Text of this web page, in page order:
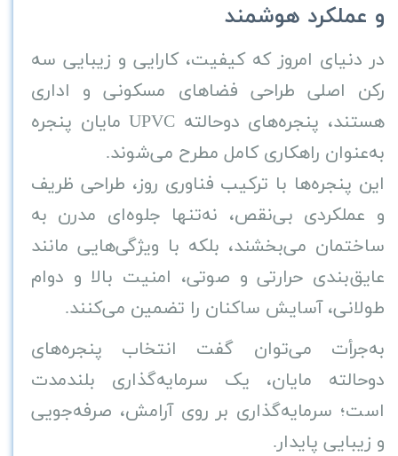
و عملکرد هوشمند
در دنیای امروز که کیفیت، کارایی و زیبایی سه
رکن اصلی طراحی فضاهای مسکونی و اداری
هستند، پنجره‌های دوحالته UPVC مایان پنجره
به‌عنوان راهکاری کامل مطرح می‌شوند.
این پنجره‌ها با ترکیب فناوری روز، طراحی ظریف
و عملکردی بی‌نقص، نه‌تنها جلوه‌ای مدرن به
ساختمان می‌بخشند، بلکه با ویژگی‌هایی مانند
عایق‌بندی حرارتی و صوتی، امنیت بالا و دوام
طولانی، آسایش ساکنان را تضمین می‌کنند.
به‌جرأت می‌توان گفت انتخاب پنجره‌های
دوحالته مایان، یک سرمایه‌گذاری بلندمدت
است؛ سرمایه‌گذاری بر روی آرامش، صرفه‌جویی
و زیبایی پایدار.